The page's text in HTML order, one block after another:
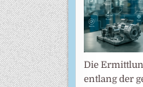
Die
entlang der